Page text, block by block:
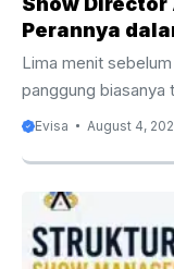
Perannya
Lima menit
panggung biasanya
layar menampilkan
pertama mungkin
pembuka baru
diperiksa. Pada
Evisa August 4,